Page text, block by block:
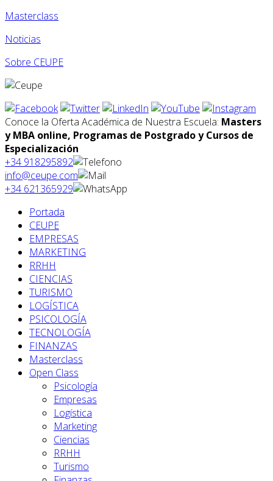
Masterclass
Noticias
Sobre CEUPE
Conoce la Oferta Académica de Nuestra Escuela: Masters
y MBA online, Programas de Postgrado y Cursos de
Especialización
+34 918295892
info@ceupe.com
+34 621365929
Portada
CEUPE
EMPRESAS
MARKETING
RRHH
CIENCIAS
TURISMO
LOGÍSTICA
PSICOLOGÍA
TECNOLOGÍA
FINANZAS
Masterclass
Open Class
Psicología
Empresas
Logística
Marketing
Ciencias
RRHH
Turismo